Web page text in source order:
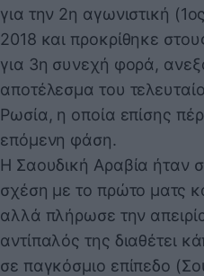
για την 2η αγωνιστική
2018 και προκρίθηκε
για 3η συνεχή φορά,
αποτέλεσμα του
Ρωσία, η οποία επίσης
επόμενη φάση.
Η Σαουδική Αραβία ήταν
σχέση με το πρώτο ματς
αλλά πλήρωσε την
αντίπαλός της διαθέτει
σε παγκόσμιο επίπεδο